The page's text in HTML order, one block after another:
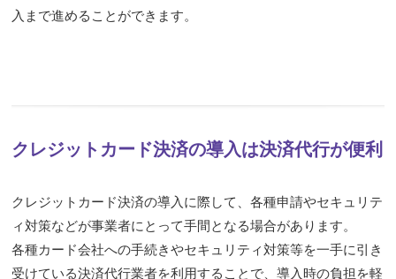
入まで進めることができます。
クレジットカード決済の導入は決済代行が便利
クレジットカード決済の導入に際して、各種申請やセキュリテ
ィ対策などが事業者にとって手間となる場合があります。
各種カード会社への手続きやセキュリティ対策等を一手に引き
受けている決済代行業者を利用することで、導入時の負担を軽